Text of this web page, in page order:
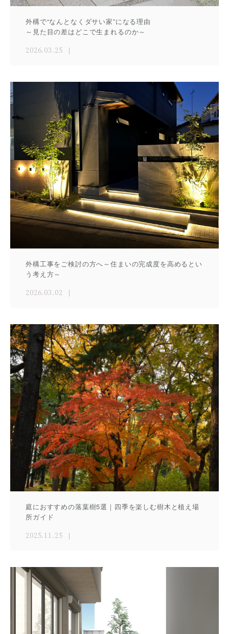
外構で“なんとなくダサい家”になる理由
～見た目の差はどこで生まれるのか～
2026.03.25
外構工事をご検討の方へ～住まいの完成度を高めるとい
う考え方～
2026.03.02
庭におすすめの落葉樹5選｜四季を楽しむ樹木と植え場
所ガイド
2025.11.25